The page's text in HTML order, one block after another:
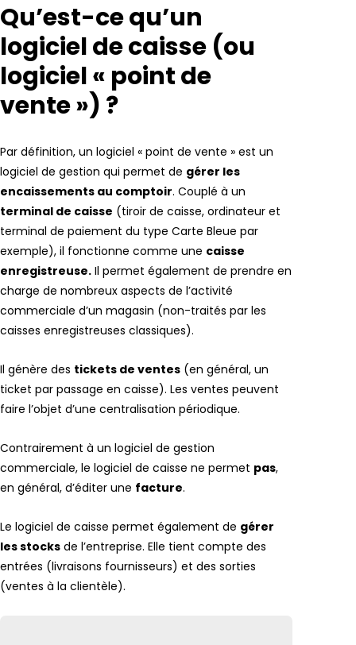
Qu’est-ce qu’un
logiciel de caisse (ou
logiciel « point de
vente ») ?
Par définition, un logiciel « point de vente » est un
logiciel de gestion qui permet de gérer les
encaissements au comptoir. Couplé à un
terminal de caisse (tiroir de caisse, ordinateur et
terminal de paiement du type Carte Bleue par
exemple), il fonctionne comme une caisse
enregistreuse. Il permet également de prendre en
charge de nombreux aspects de l’activité
commerciale d’un magasin (non-traités par les
caisses enregistreuses classiques).
Il génère des tickets de ventes (en général, un
ticket par passage en caisse). Les ventes peuvent
faire l’objet d’une centralisation périodique.
Contrairement à un logiciel de gestion
commerciale, le logiciel de caisse ne permet pas,
en général, d’éditer une facture.
Le logiciel de caisse permet également de gérer
les stocks de l’entreprise. Elle tient compte des
entrées (livraisons fournisseurs) et des sorties
(ventes à la clientèle).